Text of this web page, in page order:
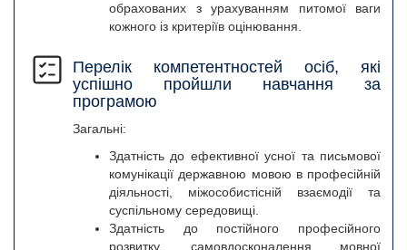
обрахованих з урахуванням питомої ваги
кожного із критеріїв оцінювання.
Перелік компетентностей осіб, які
успішно пройшли навчання за
програмою
Загальні:
Здатність до ефективної усної та письмової
комунікації державною мовою в професійній
діяльності, міжособистісній взаємодії та
суспільному середовищі.
Здатність до постійного професійного
розвитку, самовдосконалення мовної